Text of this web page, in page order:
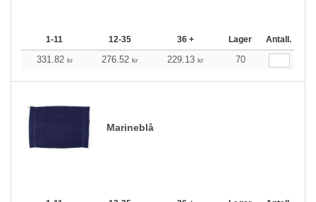
1-11 12-35 36 + Lager Antall.
331.82 kr 276.52 kr 229.13 kr 70
Marineblå